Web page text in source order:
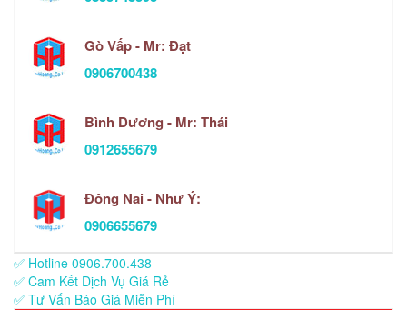
Gò Vấp - Mr: Đạt
0906700438
Bình Dương - Mr: Thái
0912655679
Đông Nai - Như Ý:
0906655679
✅ Hotline 0906.700.438
✅ Cam Kết Dịch Vụ Giá Rẻ
✅ Tư Vấn Báo Giá Miễn Phí